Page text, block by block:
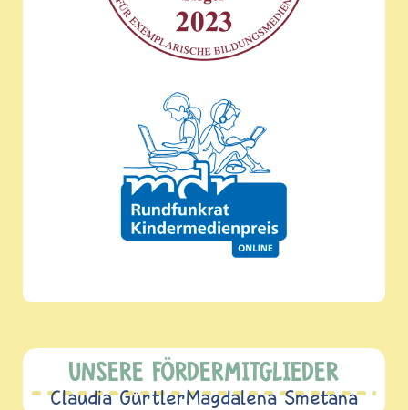
UNSERE FÖRDERMITGLIEDER
Claudia GürtlerMagdalena Smetana